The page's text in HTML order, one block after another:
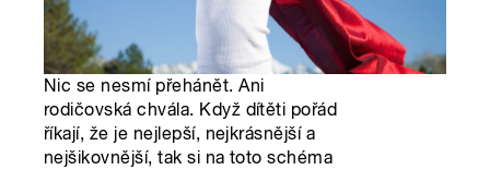
Nic se nesmí přehánět. Ani
rodičovská chvála. Když dítěti pořád
říkají, že je nejlepší, nejkrásnější a
nejšikovnější, tak si na toto schéma